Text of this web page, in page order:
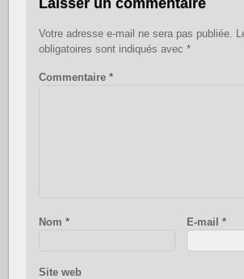
Laisser un commentaire
Votre adresse e-mail ne sera pas publiée.
obligatoires sont indiqués avec *
Commentaire *
Nom * E-mail*
Site web